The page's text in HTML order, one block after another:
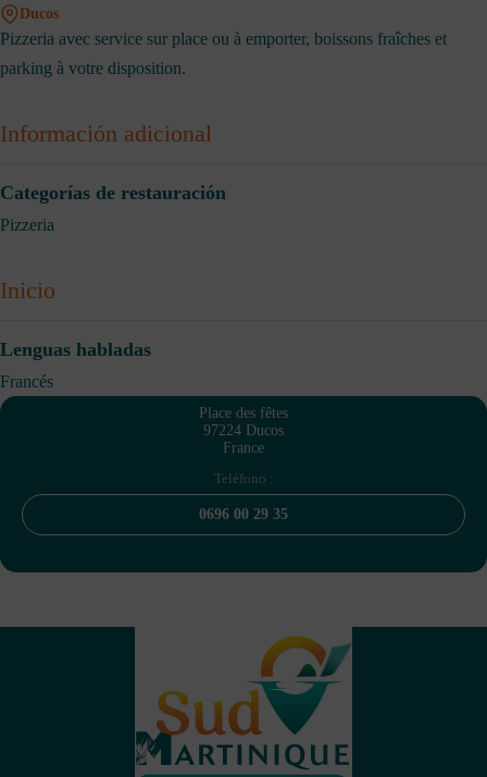
Ducos
Pizzeria avec service sur place ou à emporter, boissons fraîches et
parking à votre disposition.
Información adicional
Categorías de restauración
Pizzeria
Inicio
Lenguas habladas
Francés
Place des fêtes
97224 Ducos
France
Teléfono :
0696 00 29 35